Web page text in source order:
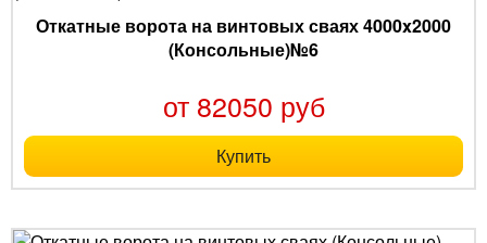
Откатные ворота на винтовых сваях 4000x2000
(Консольные)№6
от 82050 руб
Купить